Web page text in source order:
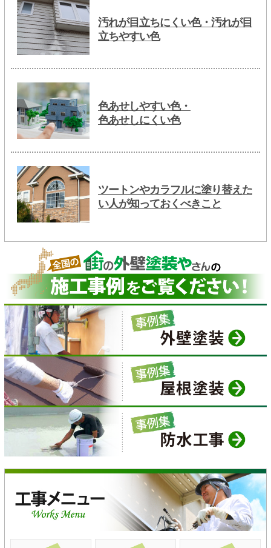
汚れが目立ちにくい色・汚れが目
立ちやすい色
色あせしやすい色・
色あせしにくい色
ツートンやカラフルに塗り替えた
い人が知っておくべきこと